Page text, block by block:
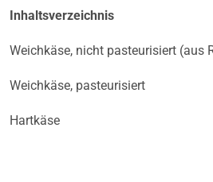
Inhaltsverzeichnis
Weichkäse, nicht pasteurisiert (aus
Weichkäse, pasteurisiert
Hartkäse